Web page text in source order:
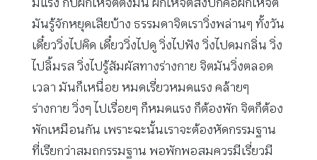
มันรู้จักหยุดเสียบ้าง ธรรมดาจิตเราวิ่งพล่านๆ ทั้งวัน
เดี๋ยววิ่งไปคิด เดี๋ยววิ่งไปดู วิ่งไปฟัง วิ่งไปดมกลิ่น วิ่ง
ไปลิ้มรส วิ่งไปรู้สัมผัสทางร่างกาย จิตมันวิ่งตลอด
เวลา มันก็เหนื่อย หมดเรี่ยวหมดแรง คล้ายๆ
ร่างกาย วิ่งๆ ไปเรื่อยๆ ก็หมดแรง ก็ต้องพัก จิตก็ต้อง
พักเหมือนกัน เพราะฉะนั้นเราจะต้องหัดกรรมฐาน
ที่เรียกว่าสมถกรรมฐาน พอพักพอสมควรมีเรี่ยวมี